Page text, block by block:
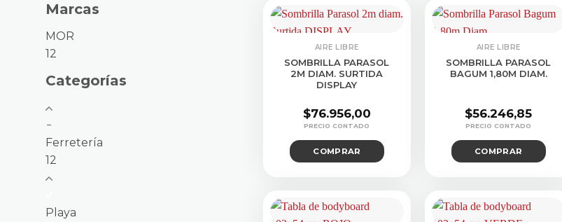
Marcas
MOR
12
Categorías
Ferretería
12
Playa
AIRE LIBRE
SOMBRILLA PARASOL
2M DIAM. SURTIDA
DISPLAY
$76.956,00
COMPRAR
AIRE LIBRE
SOMBRILLA PARASOL
BAGUM 1,80M DIAM.
$56.246,85
COMPRAR